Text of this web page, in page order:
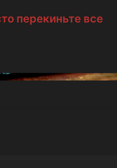
перекиньте все